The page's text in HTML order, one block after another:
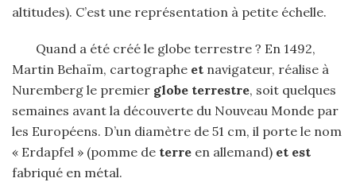
altitudes). C’est une représentation à petite échelle.
Quand a été créé le globe terrestre ? En 1492,
Martin Behaïm, cartographe et navigateur, réalise à
Nuremberg le premier globe terrestre, soit quelques
semaines avant la découverte du Nouveau Monde par
les Européens. D’un diamètre de 51 cm, il porte le nom
« Erdapfel » (pomme de terre en allemand) et est
fabriqué en métal.